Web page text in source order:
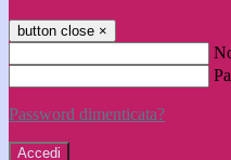
button close ×
Password dimenticata?